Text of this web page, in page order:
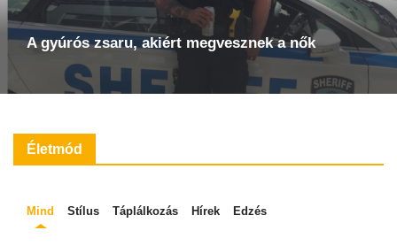
A gyúrós zsaru, akiért megvesznek a nők
Életmód
Mind Stílus Táplálkozás Hírek Edzés